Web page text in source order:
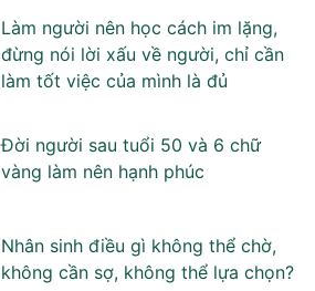
Làm người nên học cách im lặng,
đừng nói lời xấu về người, chỉ cần
làm tốt việc của mình là đủ
Đời người sau tuổi 50 và 6 chữ
vàng làm nên hạnh phúc
Nhân sinh điều gì không thể chờ,
không cần sợ, không thể lựa chọn?